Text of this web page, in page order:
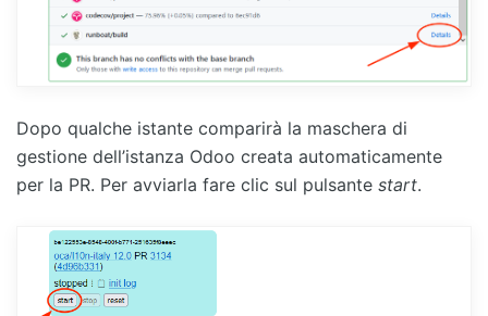
Dopo qualche istante comparirà la maschera di
gestione dell’istanza Odoo creata automaticamente
per la PR. Per avviarla fare clic sul pulsante start.